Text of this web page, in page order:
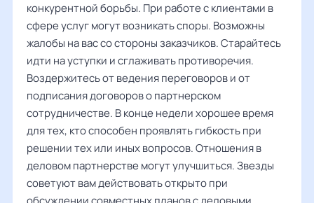
конкурентной борьбы. При работе с клиентами в
сфере услуг могут возникать споры. Возможны
жалобы на вас со стороны заказчиков. Старайтесь
идти на уступки и сглаживать противоречия.
Воздержитесь от ведения переговоров и от
подписания договоров о партнерском
сотрудничестве. В конце недели хорошее время
для тех, кто способен проявлять гибкость при
решении тех или иных вопросов. Отношения в
деловом партнерстве могут улучшиться. Звезды
советуют вам действовать открыто при